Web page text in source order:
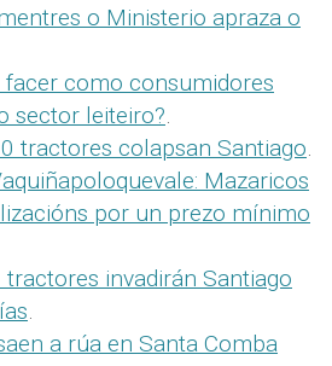
o Ministerio apraza o
facer como consumidores
sector leiteiro?.
tractores colapsan Santiago.
Mazaricos
por un prezo mínimo
invadirán Santiago
.
a rúa en Santa Comba